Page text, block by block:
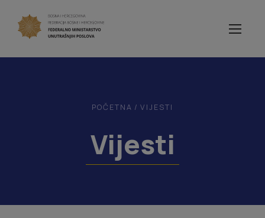
POČETNA / VIJESTI
Vijesti